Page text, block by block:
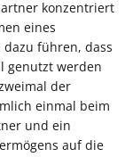
konzentriert
eines
führen, dass
genutzt werden
der
einmal beim
und ein
auf die